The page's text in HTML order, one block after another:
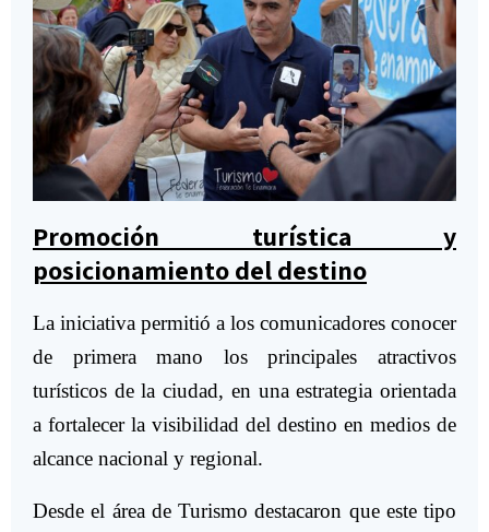
Promoción turística y
posicionamiento del destino
La iniciativa permitió a los comunicadores conocer
de primera mano los principales atractivos
turísticos de la ciudad, en una estrategia orientada
a fortalecer la visibilidad del destino en medios de
alcance nacional y regional.
Desde el área de Turismo destacaron que este tipo